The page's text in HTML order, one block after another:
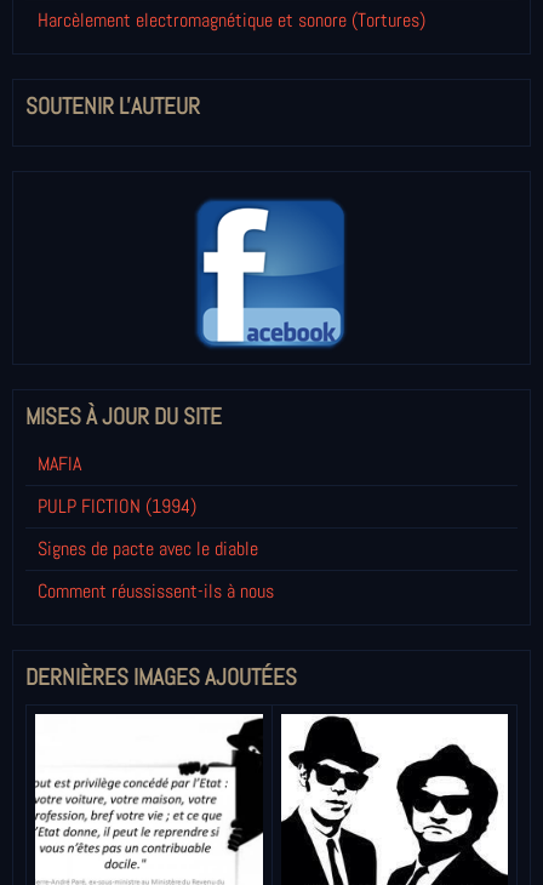
Harcèlement electromagnétique et sonore (Tortures)
SOUTENIR L'AUTEUR
MISES À JOUR DU SITE
MAFIA
PULP FICTION (1994)
Signes de pacte avec le diable
Comment réussissent-ils à nous
DERNIÈRES IMAGES AJOUTÉES